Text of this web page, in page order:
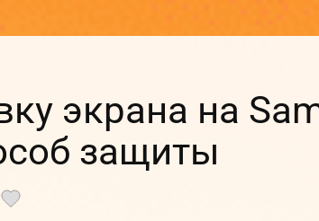
экрана на
защиты